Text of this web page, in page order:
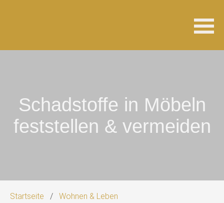
Schadstoffe in Möbeln
feststellen & vermeiden
Startseite
Wohnen & Leben